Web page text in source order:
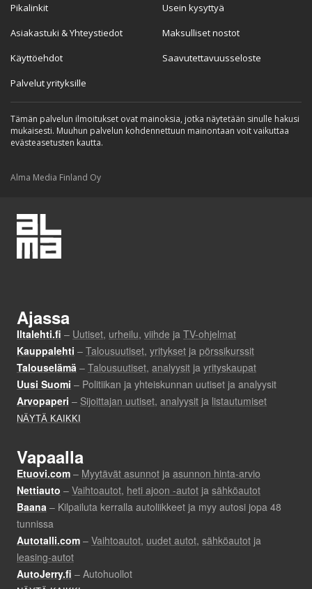
Pikalinkit
Asiakastuki & Yhteystiedot
Käyttöehdot
Palvelut yrityksille
Usein kysyttyä
Maksulliset nostot
Saavutettavuusseloste
Tämän palvelun ilmoitukset ovat mainoksia, jotka näytetään sinulle hakusi
mukaisesti. Muuhun palvelun kohdennettuun mainontaan voit vaikuttaa
evästeasetusten kautta.
Alma Media Finland Oy